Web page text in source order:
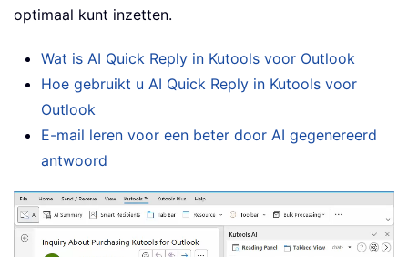
optimaal kunt inzetten.
Wat is AI Quick Reply in Kutools voor Outlook
Hoe gebruikt u AI Quick Reply in Kutools voor
Outlook
E-mail leren voor een beter door AI gegenereerd
antwoord